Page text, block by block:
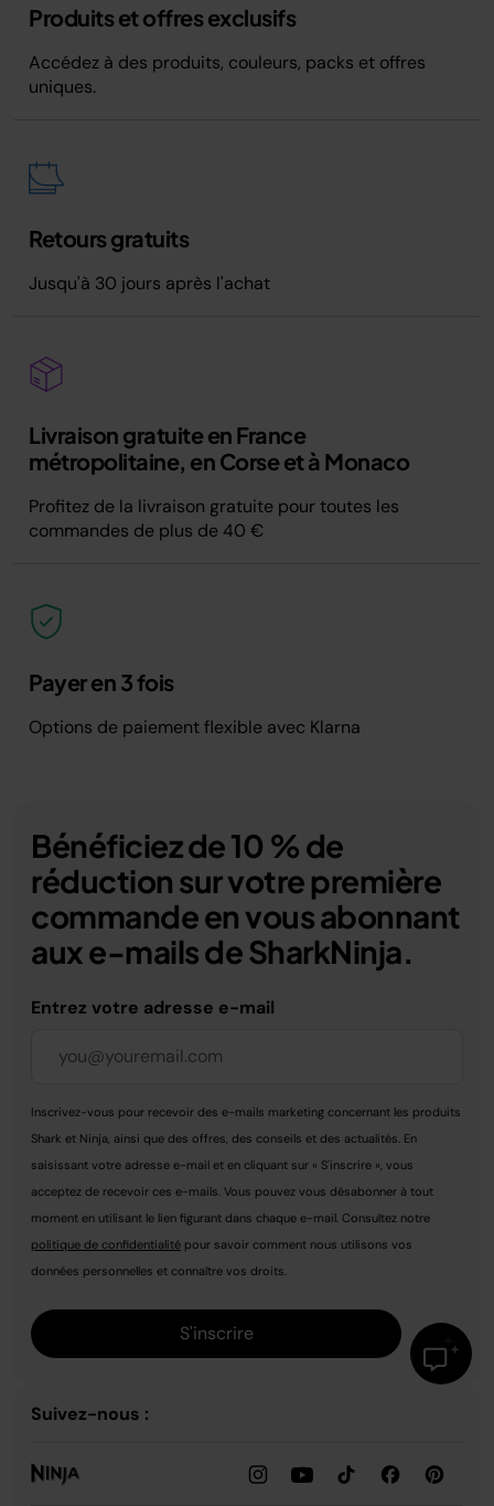
Produits et offres exclusifs
Accédez à des produits, couleurs, packs et offres
uniques.
Retours gratuits
Jusqu'à 30 jours après l'achat
Livraison gratuite en France
métropolitaine, en Corse et à Monaco
Profitez de la livraison gratuite pour toutes les
commandes de plus de 40 €
Payer en 3 fois
Options de paiement flexible avec Klarna
Bénéficiez de 10 % de
réduction sur votre première
commande en vous abonnant
aux e-mails de SharkNinja.
Entrez votre adresse e-mail
Inscrivez-vous pour recevoir des e-mails marketing concernant les produits
Shark et Ninja, ainsi que des offres, des conseils et des actualités. En
saisissant votre adresse e-mail et en cliquant sur « S'inscrire », vous
acceptez de recevoir ces e-mails. Vous pouvez vous désabonner à tout
moment en utilisant le lien figurant dans chaque e-mail. Consultez notre
politique de confidentialité pour savoir comment nous utilisons vos
données personnelles et connaître vos droits.
S'inscrire
Suivez-nous :